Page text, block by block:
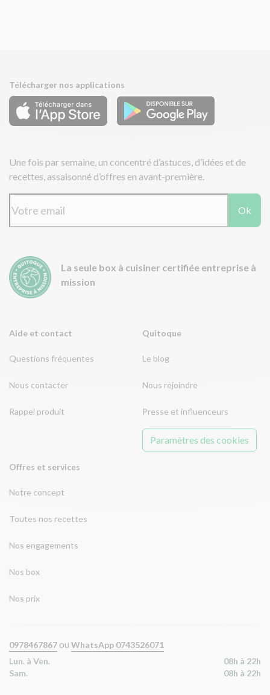
Aide et contact
Questions fréquentes
Nous contacter
Rappel produit
Offres et services
Notre concept
Toutes nos recettes
Nos engagements
Nos box
Nos prix
Quitoque
Le blog
Nous rejoindre
Presse et influenceurs
Paramètres des cookies
Télécharger nos applications
Une fois par semaine, un concentré d’astuces, d’idées et de
recettes, assaisonné d’offres en avant-première.
Ok
La seule box à cuisiner certifiée entreprise à
mission
0978467867 ou WhatsApp 0743526071
Lun. à Ven.
08h à 22h
Sam.
08h à 22h